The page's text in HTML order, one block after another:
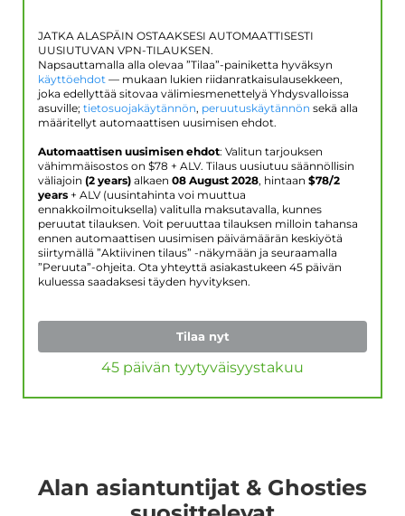
JATKA ALASPÄIN OSTAAKSESI AUTOMAATTISESTI
UUSIUTUVAN VPN-TILAUKSEN.
Napsauttamalla alla olevaa ”Tilaa”-painiketta hyväksyn
käyttöehdot — mukaan lukien riidanratkaisulausekkeen,
joka edellyttää sitovaa välimiesmenettelyä Yhdysvalloissa
asuville; tietosuojakäytännön, peruutuskäytännön sekä alla
määritellyt automaattisen uusimisen ehdot.
Automaattisen uusimisen ehdot: Valitun tarjouksen
vähimmäisostos on $78 + ALV. Tilaus uusiutuu säännöllisin
väliajoin (2 years) alkaen 08 August 2028, hintaan $78/2
years + ALV (uusintahinta voi muuttua
ennakkoilmoituksella) valitulla maksutavalla, kunnes
peruutat tilauksen. Voit peruuttaa tilauksen milloin tahansa
ennen automaattisen uusimisen päivämäärän keskiyötä
siirtymällä ”Aktiivinen tilaus” -näkymään ja seuraamalla
”Peruuta”-ohjeita. Ota yhteyttä asiakastukeen 45 päivän
kuluessa saadaksesi täyden hyvityksen.
Tilaa nyt
45 päivän tyytyväisyystakuu
Alan asiantuntijat & Ghosties